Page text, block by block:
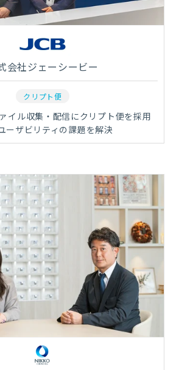
会社ジェーシービー
クリプト便
イル収集・配信にクリプト便を採用
ーザビリティの課題を解決